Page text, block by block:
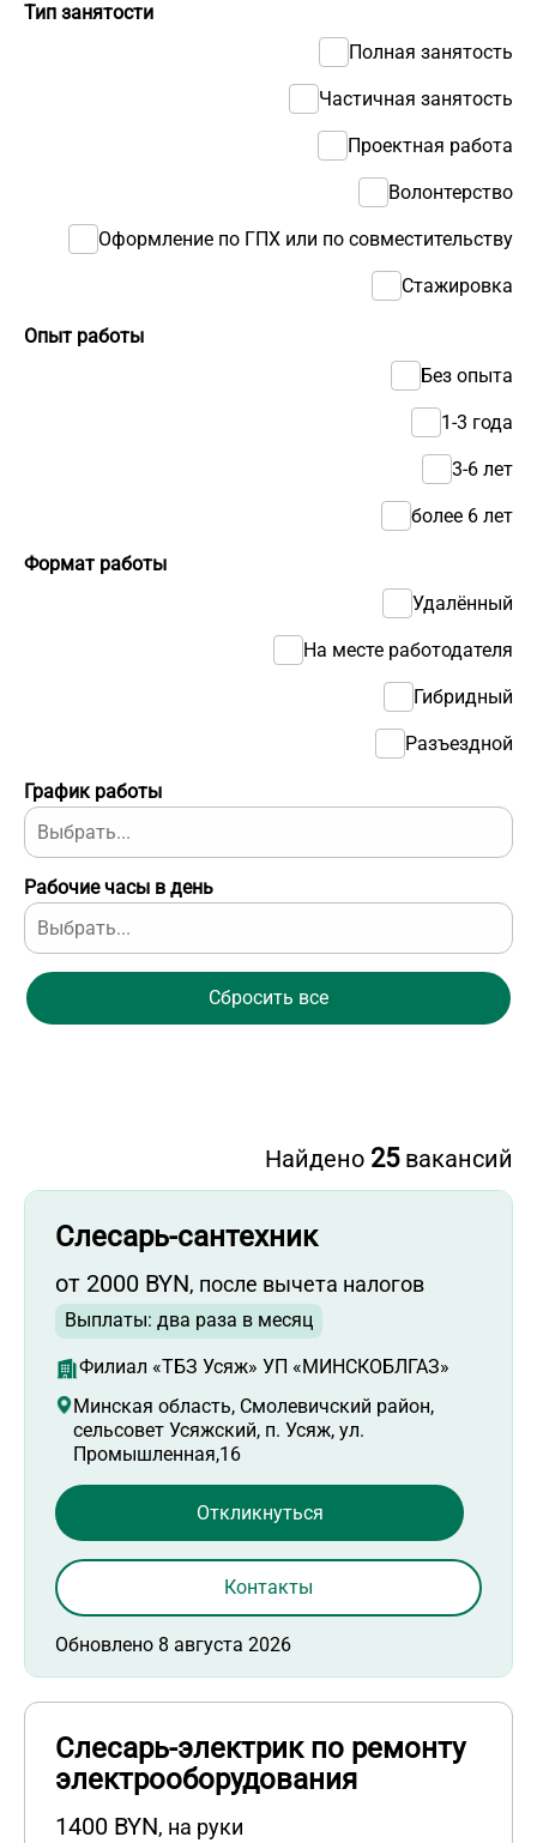
Тип занятости
Полная занятость
Частичная занятость
Проектная работа
Волонтерство
Оформление по ГПХ или по совместительству
Стажировка
Опыт работы
Без опыта
1-3 года
3-6 лет
более 6 лет
График работы
Рабочие часы в день
Формат работы
Удалённый
На месте работодателя
Гибридный
Разъездной
Сбросить все
Найдено 25вакансий
Слесарь-сантехник
от 2000 BYN, после вычета налогов
Выплаты: два раза в месяц
Филиал «ТБЗ Усяж» УП «МИНСКОБЛГАЗ»
Минская область, Смолевичский район,
сельсовет Усяжский, п. Усяж, ул.
Промышленная,16
Обновлено 8 августа 2026
Откликнуться
Контакты
Слесарь-электрик по ремонту
электрооборудования
1400 BYN, на руки